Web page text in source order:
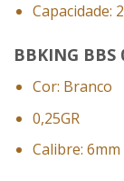
Capacidade:
BBKING BBS
Cor: Branco
0,25GR
Calibre: 6mm